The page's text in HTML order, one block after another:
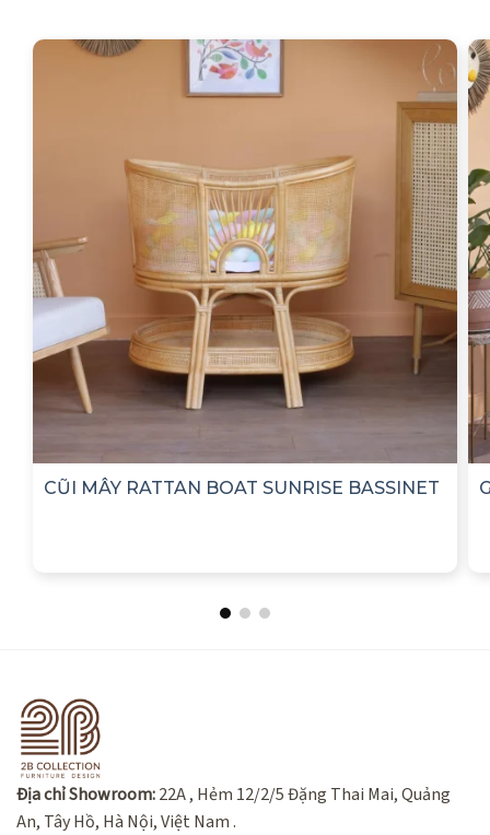
CŨI MÂY RATTAN BOAT SUNRISE BASSINET
Địa chỉ Showroom:22A , Hẻm 12/2/5 Đặng Thai Mai, Quảng
An, Tây Hồ, Hà Nội, Việt Nam .